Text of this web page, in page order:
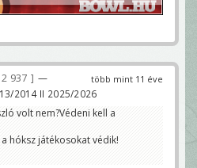
több mint 11 éve
937
—
2014 II 2025/2026
volt nem?Védeni kell a
hóksz játékosokat védik!